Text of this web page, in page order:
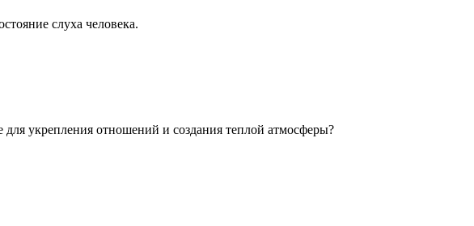
слуха человека.
укрепления отношений и создания теплой атмосферы?